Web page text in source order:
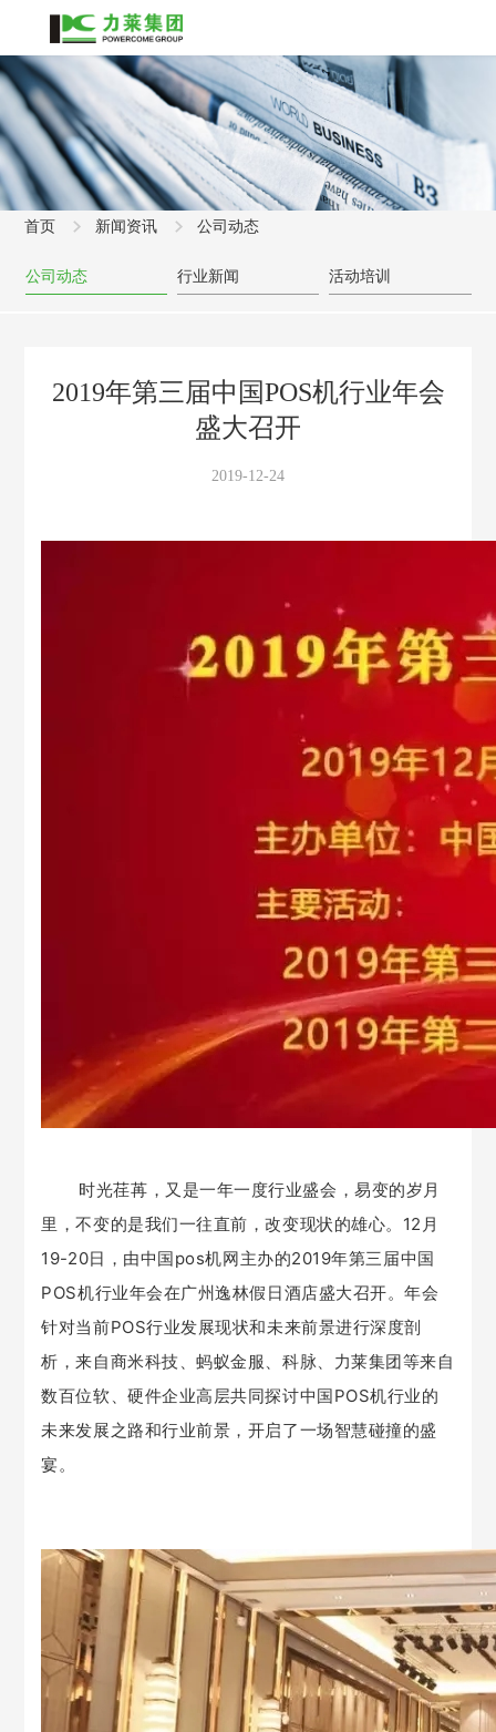
首页 新闻资讯 公司动态
公司动态 行业新闻 活动培训
2019年第三届中国POS机行业年会
盛大召开
2019-12-24
时光荏苒，又是一年一度行业盛会，易变的岁月
里，不变的是我们一往直前，改变现状的雄心。 12月
19-20日，由中国pos机网主办的2019年第三届中国
POS机行业年会在广州逸林假日酒店盛大召开。年会
针对当前POS行业发展现状和未来前景进行深度剖
析，来自商米科技、蚂蚁金服、科脉、力莱集团等来自
数百位软、硬件企业高层共同探讨中国POS机行业的
未来发展之路和行业前景，开启了一场智慧碰撞的盛
宴。